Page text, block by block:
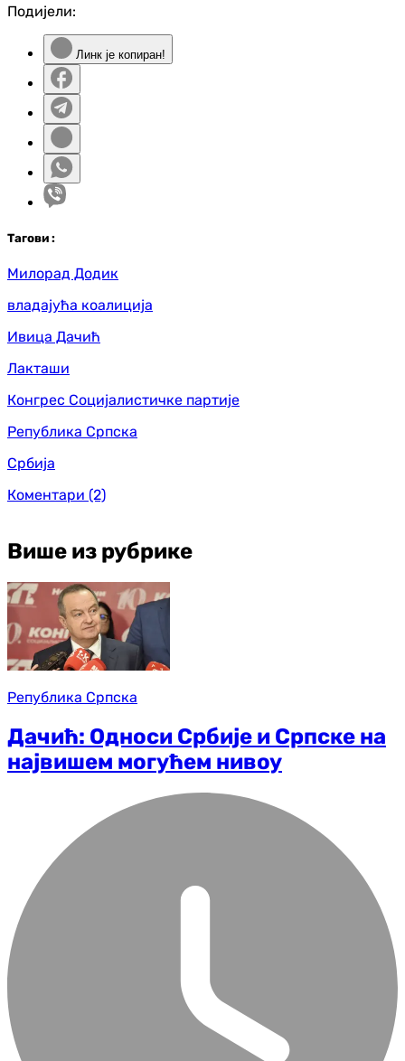
Подијели:
Линк је копиран!
Тагови :
Милорад Додик
владајућа коалиција
Ивица Дачић
Лакташи
Конгрес Социјалистичке партије
Република Српска
Србија
Коментари (2)
Више из рубрике
Република Српска
Дачић: Односи Србије и Српске на
највишем могућем нивоу